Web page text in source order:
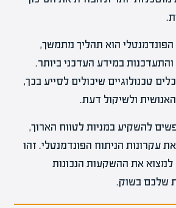
הפונדמנטלי הוא תהליך מתמשך,
במידע העדכני ביותר.
טכנולוגיים שיכולים לסייע בכך,
ולשיקול דעת.
להשקיע במניות לטווח הארוך,
עקרונות הניתוח הפונדמנטלי. זהו
למצוא את ההשקעות הנכונות
שלכם בשוק.